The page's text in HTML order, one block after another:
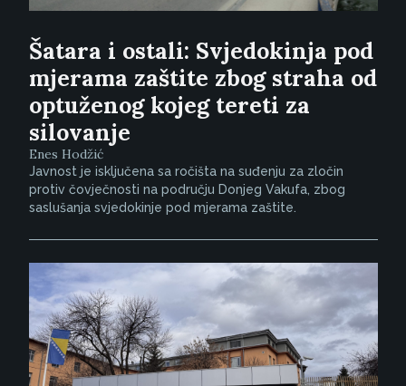
Šatara i ostali: Svjedokinja pod
mjerama zaštite zbog straha od
optuženog kojeg tereti za
silovanje
Enes Hodžić
Javnost je isključena sa ročišta na suđenju za zločin
protiv čovječnosti na području Donjeg Vakufa, zbog
saslušanja svjedokinje pod mjerama zaštite.